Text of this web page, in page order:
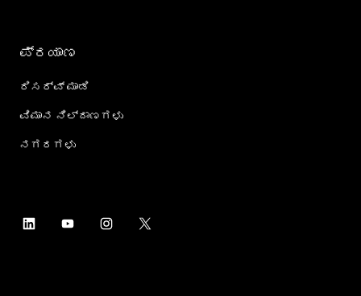
ಪ್ರಯಾಣ
ರಿಸರ್ವ್ ಮಾಡಿ
ವಿಮಾನ ನಿಲ್ದಾಣಗಳು
ನಗರಗಳು